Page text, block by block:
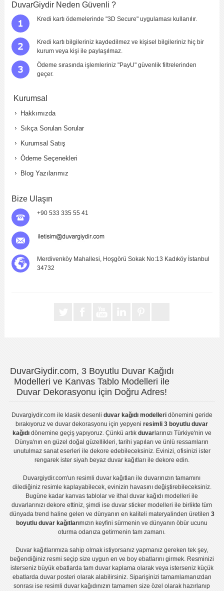
DuvarGiydir Neden Güvenli ?
Kredi kartı ödemelerinde "3D Secure" uygulaması kullanılır.
Kredi kartı bilgileriniz kaydedilmez ve kişisel bilgileriniz hiç bir
kurum veya kişi ile paylaşılmaz.
Ödeme sırasında işlemleriniz "PayU" güvenlik filtrelerinden
geçer.
Kurumsal
Hakkımızda
Sıkça Sorulan Sorular
Kurumsal Satış
Ödeme Seçenekleri
Blog Yazılarımız
Bize Ulaşın
+90 533 335 55 41
Merdivenköy Mahallesi, Hoşgörü Sokak No:13 Kadıköy İstanbul
34732
DuvarGiydir.com, 3 Boyutlu Duvar Kağıdı
Modelleri ve Kanvas Tablo Modelleri ile
Duvar Dekorasyonu için Doğru Adres!
Duvargiydir.comile klasik desenli duvar kağıdı modelleridönemini geride
bırakıyoruz veduvar dekorasyonu için yepyeniresimli 3 boyutlu duvar
kağıdıdönemine geçiş yapıyoruz. Çünkü artık duvarlarınızı Türkiye'nin ve
Dünya'nın en güzel doğal güzellikleri, tarihi yapıları ve ünlü ressamların
unutulmaz sanat eserleri ile dekore edebileceksiniz. Evinizi, ofisinizi ister
rengarek ister siyah beyaz duvar kağıtlarıile dekore edin.
Duvargiydir.com'unresimli duvar kağıtları ile duvarınızın tamamını
dilediğiniz resimle kaplayabilecek, evinizin havasını değiştirebileceksiniz.
Bugüne kadar kanvas tablo lar veithal duvar kağıdı modelleri ile
duvarlarınızı dekore ettiniz, şimdi iseduvar sticker modelleri ile birlikte tüm
dünyada trend haline gelen ve dünyanın en kaliteli materyalinden üretilen 3
boyutlu duvar kağıtlarımızın keyfini sürmenin ve dünyanın öbür ucunu
oturma odanıza getirmenin tam zamanı.
Duvar kağıtlarımıza sahip olmak istiyorsanız yapmanız gereken tek şey,
beğendiğiniz resmi seçip size uygun en ve boy ebatlarını girmek. Resminizi
isterseniz büyük ebatlarda tam duvar kaplamaolarak veya isterseniz küçük
ebatlarda duvar posteri olarak alabilirsiniz. Siparişinizi tamamlamanızdan
sonrası iseresimli duvar kağıdınızın tamamen size özel olarak hazırlanıp